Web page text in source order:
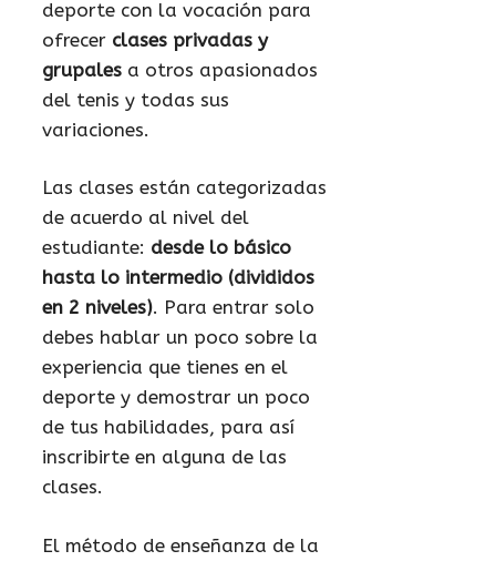
deporte con la vocación para
ofrecer clases privadas y
grupales a otros apasionados
del tenis y todas sus
variaciones.
Las clases están categorizadas
de acuerdo al nivel del
estudiante: desde lo básico
hasta lo intermedio (divididos
en 2 niveles). Para entrar solo
debes hablar un poco sobre la
experiencia que tienes en el
deporte y demostrar un poco
de tus habilidades, para así
inscribirte en alguna de las
clases.
El método de enseñanza de la